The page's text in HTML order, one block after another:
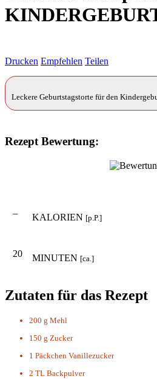
Drucken Empfehlen Teilen
Leckere Geburtstagstorte für den
Rezept Bewertung:
– KALORIEN [p.P.]
20 MINUTEN [ca.]
Zutaten für das Rezept
200 g Mehl
150 g Zucker
1 Päckchen Vanillezucker
2 TL Backpulver